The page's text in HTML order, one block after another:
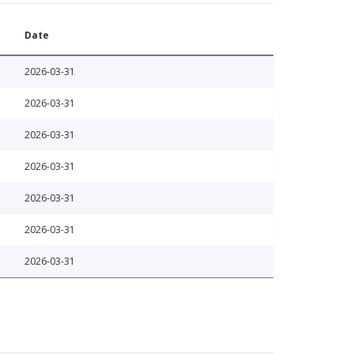
Date
2026-03-31
2026-03-31
2026-03-31
2026-03-31
2026-03-31
2026-03-31
2026-03-31